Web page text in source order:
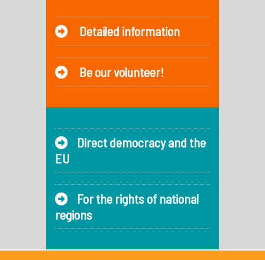
Detailed information
Be our volunteer!
Direct democracy and the
EU
For the rights of national
regions